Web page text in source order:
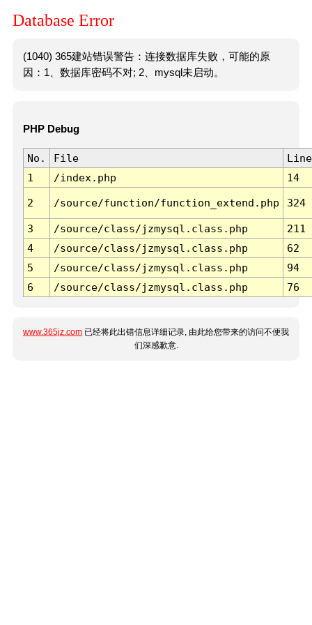
Database Error
(1040) 365建站错误警告：连接数据库失败，可能的原
因：1、数据库密码不对; 2、mysql未启动。
PHP Debug
No. File
Line
1
/index.php 14
2 /source/function/function_extend.php 324
3 /source/class/jzmysql.class.php
211
4
/source/class/jzmysql.class.php
62
5
/source/class/jzmysql.class.php
94
6
/source/class/jzmysql.class.php 76
www.365jz.com 已经将此出错信息详细记录, 由此给您带来的访问不便我
们深感歉意.